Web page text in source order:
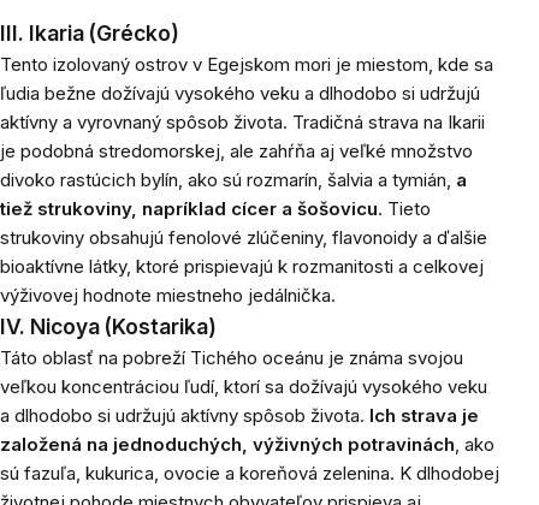
III. Ikaria (Grécko)
Tento izolovaný ostrov v Egejskom mori je miestom, kde sa
ľudia bežne dožívajú vysokého veku a dlhodobo si udržujú
aktívny a vyrovnaný spôsob života. Tradičná strava na Ikarii
je podobná stredomorskej, ale zahŕňa aj veľké množstvo
divoko rastúcich bylín, ako sú rozmarín, šalvia a tymián, a
tiež strukoviny, napríklad cícer a šošovicu. Tieto
strukoviny obsahujú fenolové zlúčeniny, flavonoidy a ďalšie
bioaktívne látky, ktoré prispievajú k rozmanitosti a celkovej
výživovej hodnote miestneho jedálnička.
IV. Nicoya (Kostarika)
Táto oblasť na pobreží Tichého oceánu je známa svojou
veľkou koncentráciou ľudí, ktorí sa dožívajú vysokého veku
a dlhodobo si udržujú aktívny spôsob života. Ich strava je
založená na jednoduchých, výživných potravinách, ako
sú fazuľa, kukurica, ovocie a koreňová zelenina. K dlhodobej